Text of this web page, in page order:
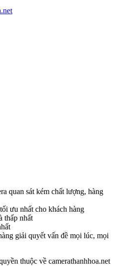
quan sát kém chất lượng, hàng
ưu nhất cho khách hàng
thấp nhất
giải quyết vấn đề mọi lúc, mọi
thuộc về camerathanhhoa.net